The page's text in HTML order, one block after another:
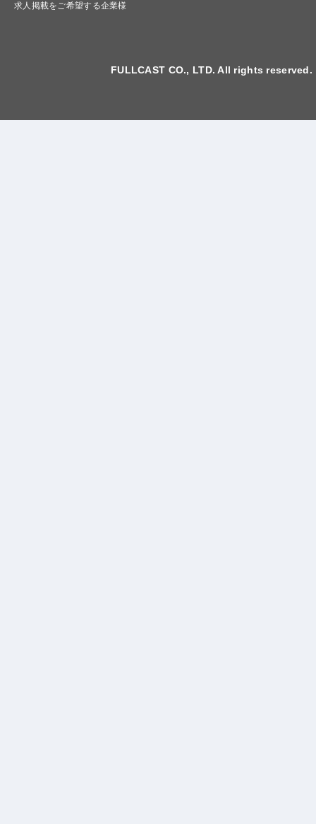
求人掲載をご希望する企業様
FULLCAST CO., LTD. All rights reserved.